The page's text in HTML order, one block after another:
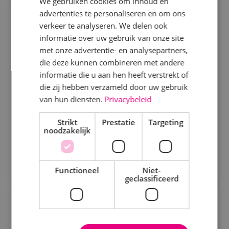
Specialisme
Beveiligingstechniek
Elektrotechniek
Energietechniek
Staf
Uren
Fulltime
Parttime
Projectengineer werktuigbouwkunde
Werktuigbouwkunde Fulltime MBO
Als projectengineer werktuigbouwkunde bedenk je
technische oplossingen voor de uitvoering van
begroting.
Bekijk vacature
Direct solliciteren
Calculator kortlopende
advertenties te personaliseren en om ons
verkeer te analyseren. We delen ook
informatie over uw gebruik van onze site
met onze advertentie- en analysepartners,
die deze kunnen combineren met andere
informatie die u aan hen heeft verstrekt of
die zij hebben verzameld door uw gebruik
van hun diensten. Privacybeleid
Strikt
noodzakelijk
Prestatie Targeting
Functioneel
Niet-
geclassificeerd